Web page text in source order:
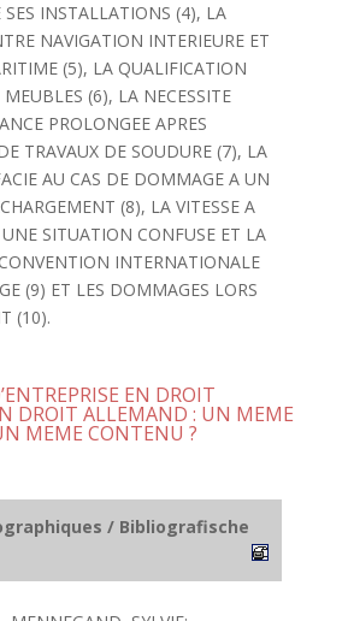
INSTALLATIONS (4), LA
NAVIGATION INTERIEURE ET
(5), LA QUALIFICATION
(6), LA NECESSITE
PROLONGEE APRES
TRAVAUX DE SOUDURE (7), LA
AU CAS DE DOMMAGE A UN
(8), LA VITESSE A
SITUATION CONFUSE ET LA
INTERNATIONALE
(9) ET LES DOMMAGES LORS
(10).
EN DROIT
DROIT ALLEMAND : UN MEME
MEME CONTENU ?
/ Bibliografische